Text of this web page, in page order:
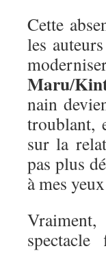
Cette
les
Maru/
nain
troublant,
sur la
pas plus
à mes